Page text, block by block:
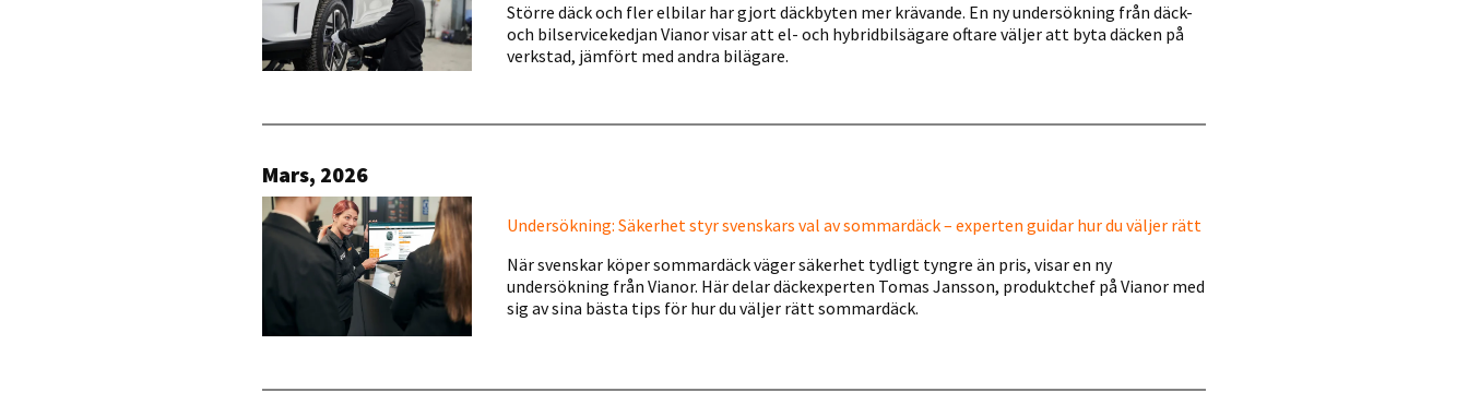
Större däck och fler elbilar har gjort däckbyten mer krävande. En ny undersökning från däck-
och bilservicekedjan Vianor visar att el- och hybridbilsägare oftare väljer att byta däcken på
verkstad, jämfört med andra bilägare.
Mars, 2026
Undersökning: Säkerhet styr svenskars val av sommardäck – experten guidar hur du väljer rätt
När svenskar köper sommardäck väger säkerhet tydligt tyngre än pris, visar en ny
undersökning från Vianor. Här delar däckexperten Tomas Jansson, produktchef på Vianor med
sig av sina bästa tips för hur du väljer rätt sommardäck.